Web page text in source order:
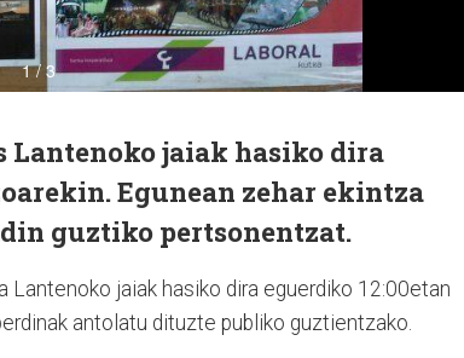
Lantenoko jaiak hasiko dira
Egunean zehar ekintza
guztiko pertsonentzat.
Lantenoko jaiak hasiko dira eguerdiko 12:00etan
antolatu dituzte publiko guztientzako.